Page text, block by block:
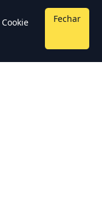
Cookie
Fechar